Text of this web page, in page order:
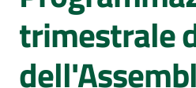
Attività
trimestrale